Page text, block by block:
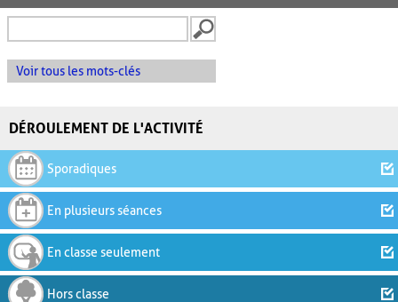
Voir tous les mots-clés
DÉROULEMENT DE L'ACTIVITÉ
Sporadiques
En plusieurs séances
En classe seulement
Hors classe